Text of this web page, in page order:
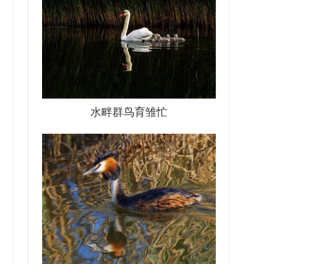
水畔群鸟育雏忙